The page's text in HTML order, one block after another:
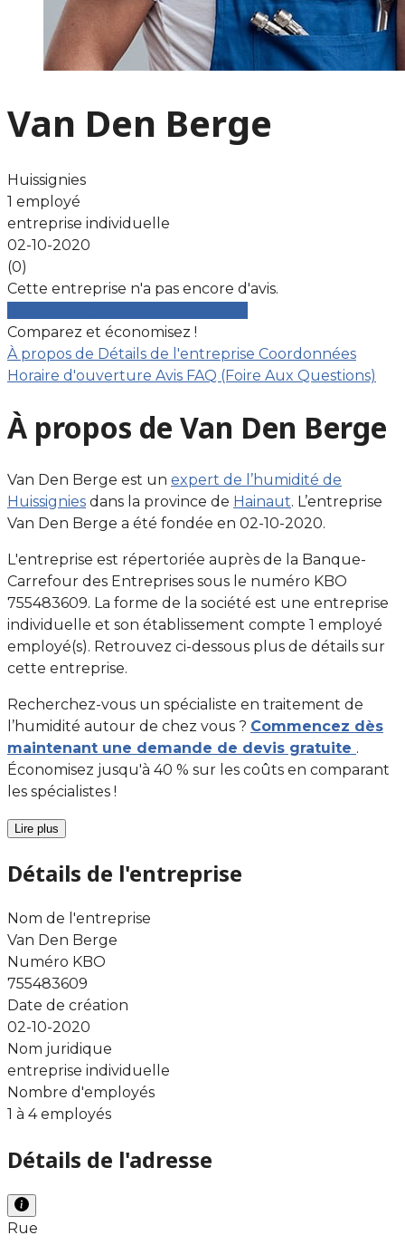
Van Den Berge
Huissignies
1 employé
entreprise individuelle
02-10-2020
(0)
Cette entreprise n'a pas encore d'avis.
Comparez et économisez !
À propos de Détails de l'entreprise Coordonnées
Horaire d'ouverture Avis FAQ (Foire Aux Questions)
À propos de Van Den Berge
Van Den Berge est un expert de l’humidité de
Huissignies dans la province de Hainaut. L’entreprise
Van Den Berge a été fondée en 02-10-2020.
L'entreprise est répertoriée auprès de la Banque-
Carrefour des Entreprises sous le numéro KBO
755483609. La forme de la société est une entreprise
individuelle et son établissement compte 1 employé
employé(s). Retrouvez ci-dessous plus de détails sur
cette entreprise.
Recherchez-vous un spécialiste en traitement de
l’humidité autour de chez vous ? Commencez dès
maintenant une demande de devis gratuite .
Économisez jusqu'à 40 % sur les coûts en comparant
les spécialistes !
Lire plus
Détails de l'entreprise
Nom de l'entreprise
Van Den Berge
Numéro KBO
755483609
Date de création
02-10-2020
Nom juridique
entreprise individuelle
Nombre d'employés
1 à 4 employés
Détails de l'adresse
Rue